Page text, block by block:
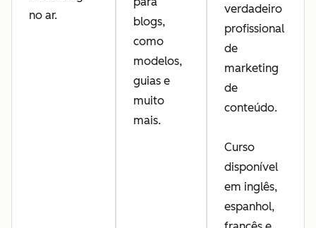
no ar.
blogs,
como
modelos,
guias e
muito
mais.
verdadeiro
profissional
de
marketing
de
conteúdo.
Curso
disponível
em inglês,
espanhol,